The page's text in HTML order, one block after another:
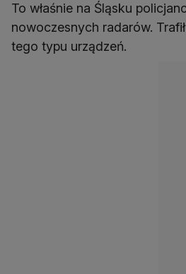
To właśnie na Śląsku
nowoczesnych radarów.
tego typu urządzeń.